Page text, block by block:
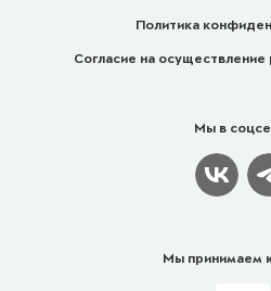
Политика
Согласие на
Мы в
Мы принимаем